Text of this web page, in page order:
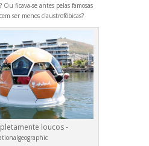
ficava-se antes pelas famosas
ser menos claustrofóbicas?
loucos -